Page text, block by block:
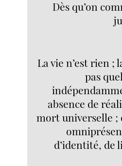
Dès qu’on
La vie n’est rien
pas
absence de
mort universelle ;
d’identité, de